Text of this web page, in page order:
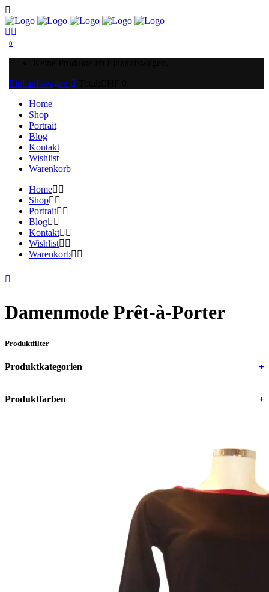
0
Einkaufswagen
Home
Shop
Portrait
Blog
Kontakt
Wishlist
Warenkorb
Home
Shop
Portrait
Blog
Kontakt
Wishlist
Warenkorb
Damenmode Prêt-à-Porter
Produktfilter
Produktkategorien +
Produktfarben +